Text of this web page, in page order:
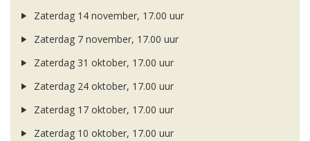
Zaterdag 14 november, 17.00 uur
Zaterdag 7 november, 17.00 uur
Zaterdag 31 oktober, 17.00 uur
Zaterdag 24 oktober, 17.00 uur
Zaterdag 17 oktober, 17.00 uur
Zaterdag 10 oktober, 17.00 uur